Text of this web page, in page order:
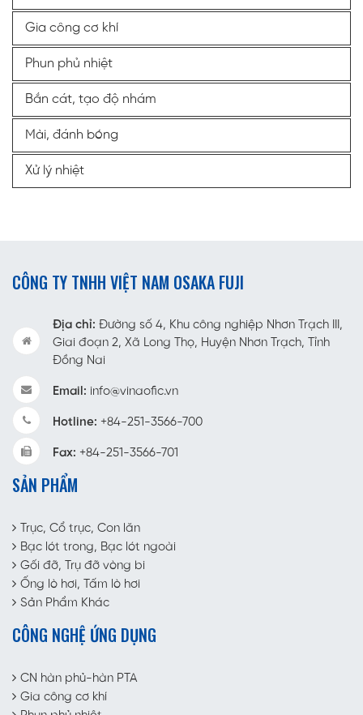
Gia công cơ khí
Phun phủ nhiệt
Bắn cát, tạo độ nhám
Mài, đánh bóng
Xử lý nhiệt
CÔNG TY TNHH VIỆT NAM OSAKA FUJI
Địa chỉ: Đường số 4, Khu công nghiệp Nhơn Trạch III,
Giai đoạn 2, Xã Long Thọ, Huyện Nhơn Trạch, Tỉnh
Đồng Nai
Email: info@vinaofic.vn
Hotline: +84-251-3566-700
Fax: +84-251-3566-701
SẢN PHẨM
Trục, Cổ trục, Con lăn
Bạc lót trong, Bạc lót ngoài
Gối đỡ, Trụ đỡ vòng bi
Ống lò hơi, Tấm lò hơi
Sản Phẩm Khác
CÔNG NGHỆ ỨNG DỤNG
CN hàn phủ-hàn PTA
Gia công cơ khí